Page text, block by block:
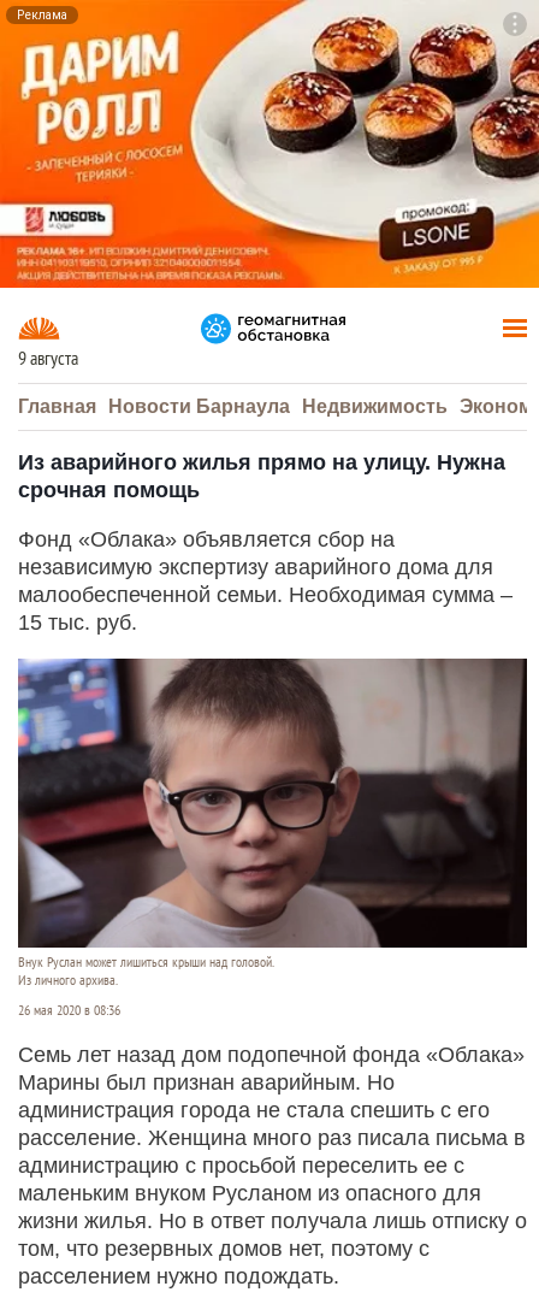
Реклама
9 августа
Главная Новости Барнаула Недвижимость
Из аварийного жилья прямо на улицу. Нужна
срочная помощь
Фонд «Облака» объявляется сбор на
независимую экспертизу аварийного дома для
малообеспеченной семьи. Необходимая сумма –
15 тыс. руб.
Внук Руслан может лишиться крыши над головой.
Из личного архива.
26 мая 2020 в 08:36
Семь лет назад дом подопечной фонда «Облака»
Марины был признан аварийным. Но
администрация города не стала спешить с его
расселение. Женщина много раз писала письма в
администрацию с просьбой переселить ее с
маленьким внуком Русланом из опасного для
жизни жилья. Но в ответ получала лишь отписку о
том, что резервных домов нет, поэтому с
расселением нужно подождать.